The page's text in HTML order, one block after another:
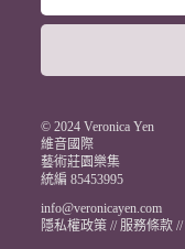
t
e
r
n
a
t
© 2024 Veronica Yen
維音國際
藝術莊園樂集
統編 85453995
info@veronicayen.com
隱私權政策//服務條款//